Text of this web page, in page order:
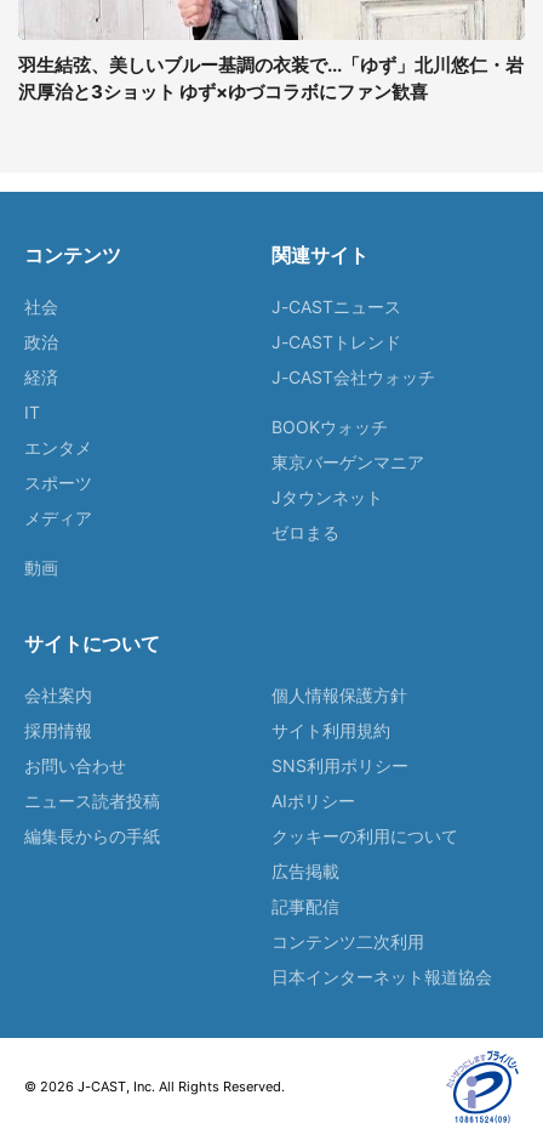
羽生結弦、美しいブルー基調の衣装で...「ゆず」北川悠仁・岩
沢厚治と3ショット ゆず×ゆづコラボにファン歓喜
コンテンツ
社会
政治
経済
IT
エンタメ
スポーツ
メディア
動画
関連サイト
J-CASTニュース
J-CASTトレンド
J-CAST会社ウォッチ
BOOKウォッチ
東京バーゲンマニア
Jタウンネット
ゼロまる
サイトについて
会社案内
採用情報
お問い合わせ
ニュース読者投稿
編集長からの手紙
個人情報保護方針
サイト利用規約
SNS利用ポリシー
AIポリシー
クッキーの利用について
広告掲載
記事配信
コンテンツ二次利用
日本インターネット報道協会
© 2026 J-CAST, Inc. All Rights Reserved.